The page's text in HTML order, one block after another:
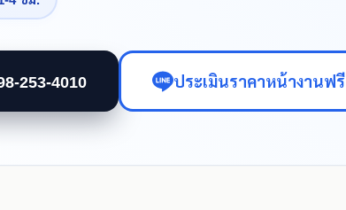
253-4010 ประเมินราคาหน้างานฟรี